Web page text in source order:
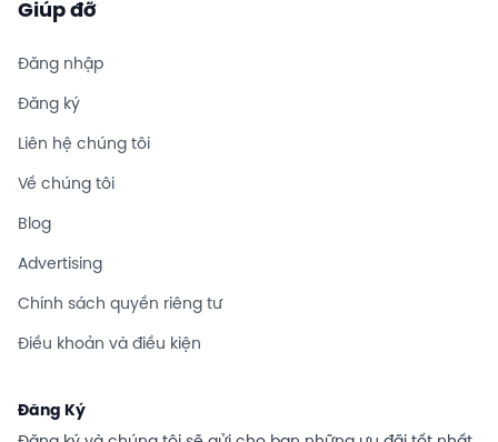
Giúp đỡ
Đăng nhập
Đăng ký
Liên hệ chúng tôi
Về chúng tôi
Blog
Advertising
Chính sách quyền riêng tư
Điều khoản và điều kiện
Đăng Ký